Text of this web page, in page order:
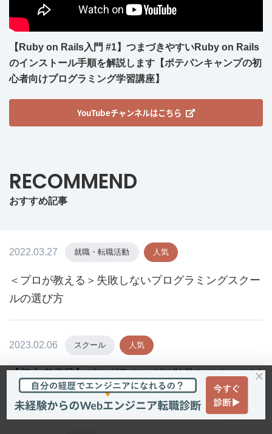
【Ruby on Rails入門 #1】つまづきやすいRuby on Rails
のインストール手順を解説します【ポテパンキャンプの初
心者向けプログラミング学習講座】
YouTubeチャンネルはこちら
RECOMMEND
おすすめ記事
2022.03.27 就職・転職活動 人気
＜プロが教える＞失敗しないプログラミングスクー
ルの選び方
2023.02.06 スクール 人気
【初心者必見】プログラミングは独学とスクールど
ちらがいいのかを徹底解説